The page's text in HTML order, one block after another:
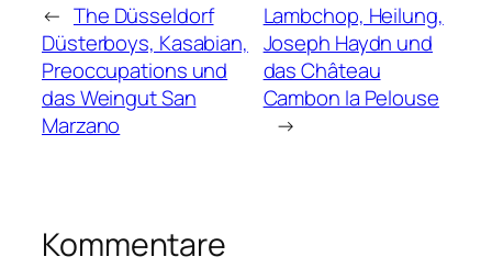
← The Düsseldorf
Düsterboys, Kasabian,
Preoccupations und
das Weingut San
Marzano
Lambchop, Heilung,
Joseph Haydn und
das Château
Cambon la Pelouse
→
Kommentare